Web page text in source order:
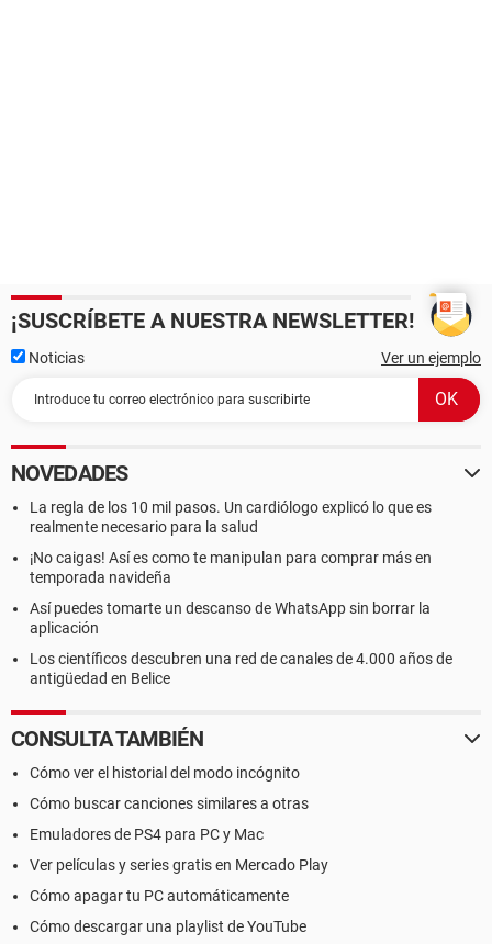
¡SUSCRÍBETE A NUESTRA NEWSLETTER!
Noticias Ver un ejemplo
NOVEDADES
La regla de los 10 mil pasos. Un cardiólogo explicó lo que es
realmente necesario para la salud
¡No caigas! Así es como te manipulan para comprar más en
temporada navideña
Así puedes tomarte un descanso de WhatsApp sin borrar la
aplicación
Los científicos descubren una red de canales de 4.000 años de
antigüedad en Belice
CONSULTA TAMBIÉN
Cómo ver el historial del modo incógnito
Cómo buscar canciones similares a otras
Emuladores de PS4 para PC y Mac
Ver películas y series gratis en Mercado Play
Cómo apagar tu PC automáticamente
Cómo descargar una playlist de YouTube